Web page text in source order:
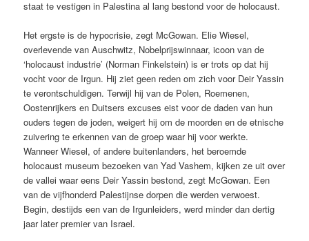
staat te vestigen in Palestina al lang bestond voor de holocaust.
Het ergste is de hypocrisie, zegt McGowan. Elie Wiesel,
overlevende van Auschwitz, Nobelprijswinnaar, icoon van de
‘holocaust industrie’ (Norman Finkelstein) is er trots op dat hij
vocht voor de Irgun. Hij ziet geen reden om zich voor Deir Yassin
te verontschuldigen. Terwijl hij van de Polen, Roemenen,
Oostenrijkers en Duitsers excuses eist voor de daden van hun
ouders tegen de joden, weigert hij om de moorden en de etnische
zuivering te erkennen van de groep waar hij voor werkte.
Wanneer Wiesel, of andere buitenlanders, het beroemde
holocaust museum bezoeken van Yad Vashem, kijken ze uit over
de vallei waar eens Deir Yassin bestond, zegt McGowan. Een
van de vijfhonderd Palestijnse dorpen die werden verwoest.
Begin, destijds een van de Irgunleiders, werd minder dan dertig
jaar later premier van Israel.